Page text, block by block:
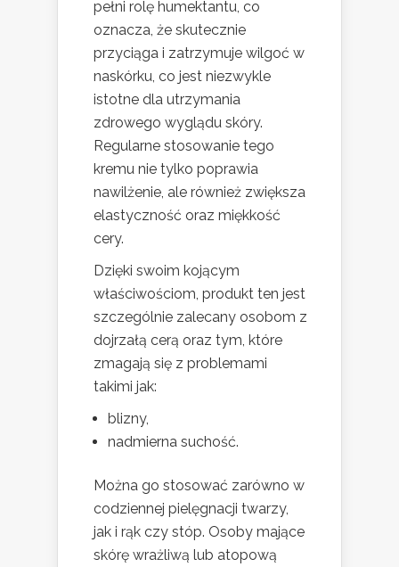
pełni rolę humektantu, co
oznacza, że skutecznie
przyciąga i zatrzymuje wilgoć w
naskórku, co jest niezwykle
istotne dla utrzymania
zdrowego wyglądu skóry.
Regularne stosowanie tego
kremu nie tylko poprawia
nawilżenie, ale również zwiększa
elastyczność oraz miękkość
cery.
Dzięki swoim kojącym
właściwościom, produkt ten jest
szczególnie zalecany osobom z
dojrzałą cerą oraz tym, które
zmagają się z problemami
takimi jak:
blizny,
nadmierna suchość.
Można go stosować zarówno w
codziennej pielęgnacji twarzy,
jak i rąk czy stóp. Osoby mające
skórę wrażliwą lub atopową